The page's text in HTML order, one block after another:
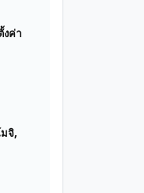
งค่า
จิ,